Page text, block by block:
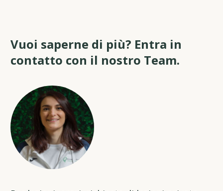
Vuoi saperne di più? Entra in
contatto con il nostro Team.